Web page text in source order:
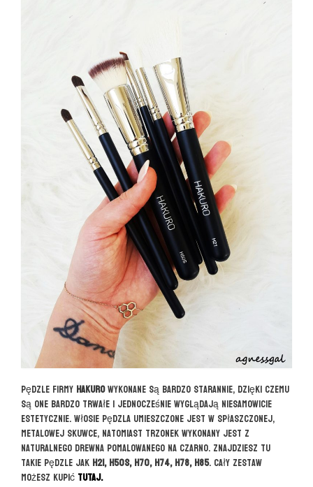
Pędzle firmy Hakurowykonane są bardzo starannie, dzięki czemu
są one bardzo trwałe i jednocześnie wyglądają niesamowicie
estetycznie. Włosie pędzla umieszczone jest w spłaszczonej,
metalowej skuwce, natomiast trzonek wykonany jest z
naturalnego drewna pomalowanego na czarno. Znajdziesz tu
takie pędzle jak H21, H50s, H70, H74, H78, H85. Cały zestaw
możesz kupić TUTAJ.